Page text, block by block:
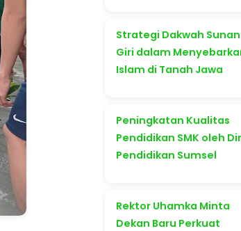
Strategi Dakwah Sunan
Giri dalam
Islam di Tanah Jawa
Peningkatan Kualitas
Pendidikan SMK oleh
Pendidikan Sumsel
Rektor Uhamka Minta
Dekan Baru Perkuat